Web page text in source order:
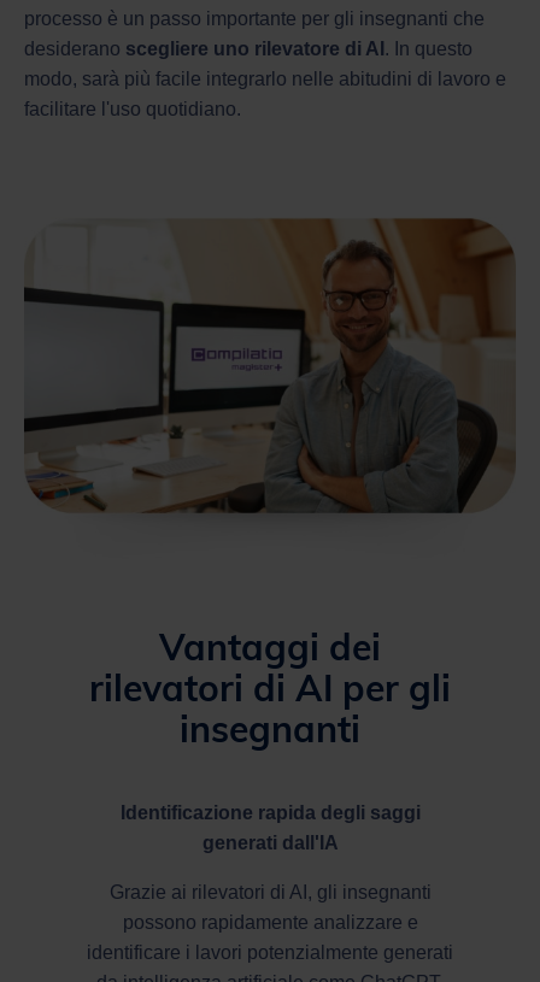
processo è un passo importante per gli insegnanti che
desiderano scegliere uno rilevatore di AI . In questo
modo, sarà più facile integrarlo nelle abitudini di lavoro e
facilitare l'uso quotidiano.
Vantaggi dei
rilevatori di AI per gli
insegnanti
Identificazione rapida degli saggi
generati dall'IA
Grazie ai rilevatori di AI, gli insegnanti
possono rapidamente analizzare e
identificare i lavori potenzialmente generati